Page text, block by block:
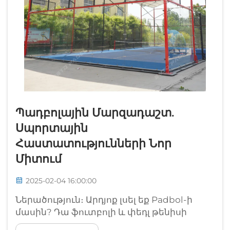
Պադբոլային Մարզադաշտ.
Սպորտային
Հաստատությունների Նոր
Միտում
2025-02-04 16:00:00
Ներածություն։ Արդյոք լսել եք Padbol-ի
մասին? Դա ֆուտբոլի և փեդլ թենիսի
հիանալի խառնուրդ է, որը սպորտի